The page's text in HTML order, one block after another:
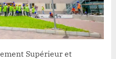
modernisation
de
l’UPN
UNIKIN
Supérieur et